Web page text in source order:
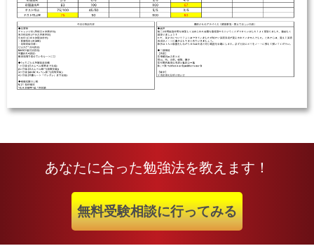
あなたに合った勉強法を教えます！
無料受験相談に行ってみる